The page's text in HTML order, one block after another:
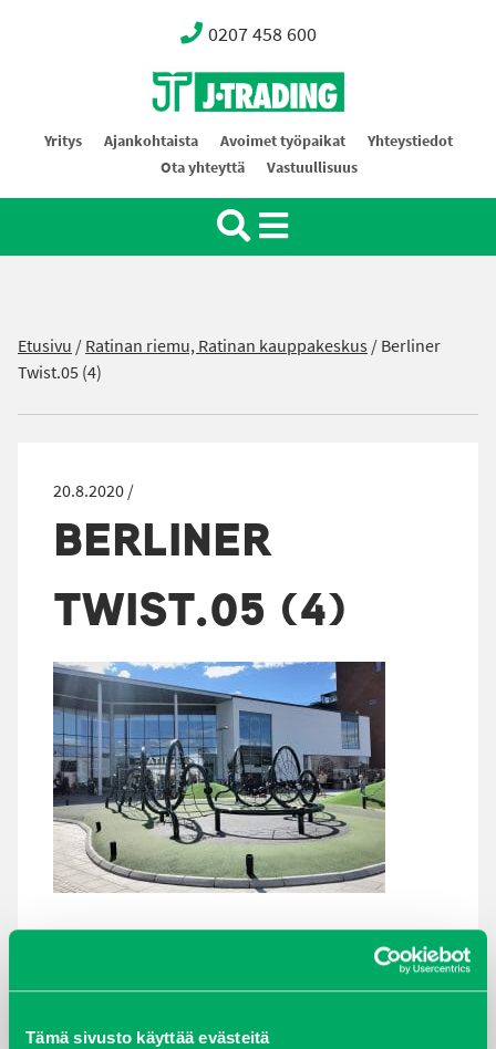
Tämä sivusto käyttää evästeitä
0207 458 600
Oy J-Trading Ab
Yritys Ajankohtaista Avoimet työpaikat
Yhteystiedot
Ota yhteyttä
Vastuullisuus
Etusivu /Ratinan riemu, Ratinan kauppakeskus /Berliner
Twist.05 (4)
20.8.2020 /
BERLINER
TWIST.05 (4)